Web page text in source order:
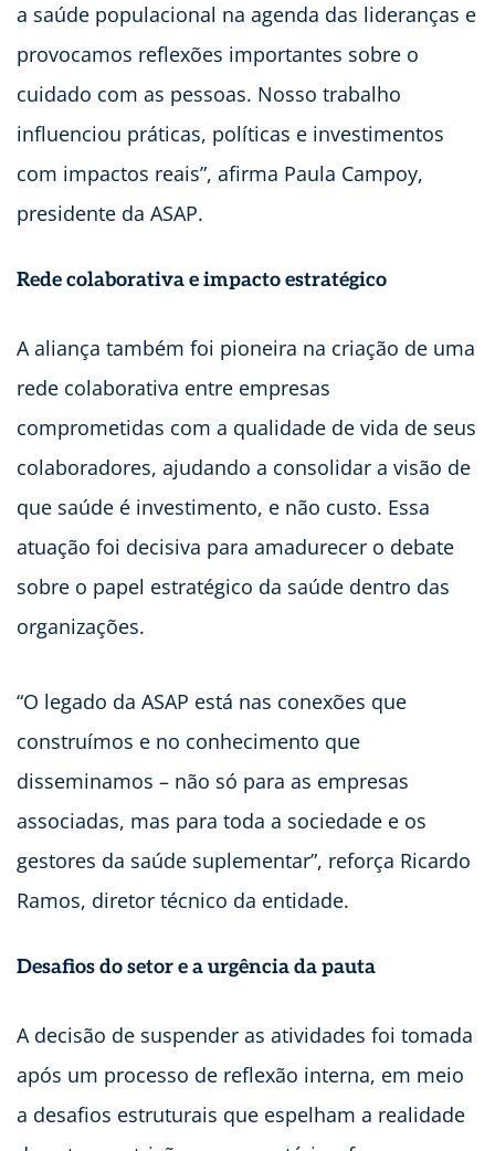
a saúde populacional na agenda das lideranças e
provocamos reflexões importantes sobre o
cuidado com as pessoas. Nosso trabalho
influenciou práticas, políticas e investimentos
com impactos reais”, afirma Paula Campoy,
presidente da ASAP.
Rede colaborativa e impacto estratégico
A aliança também foi pioneira na criação de uma
rede colaborativa entre empresas
comprometidas com a qualidade de vida de seus
colaboradores, ajudando a consolidar a visão de
que saúde é investimento, e não custo. Essa
atuação foi decisiva para amadurecer o debate
sobre o papel estratégico da saúde dentro das
organizações.
“O legado da ASAP está nas conexões que
construímos e no conhecimento que
disseminamos – não só para as empresas
associadas, mas para toda a sociedade e os
gestores da saúde suplementar”, reforça Ricardo
Ramos, diretor técnico da entidade.
Desafios do setor e a urgência da pauta
A decisão de suspender as atividades foi tomada
após um processo de reflexão interna, em meio
a desafios estruturais que espelham a realidade